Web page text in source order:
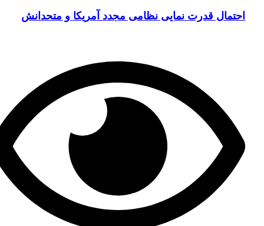
احتمال قدرت نمایی نظامی مجدد آمریکا و متحدانش